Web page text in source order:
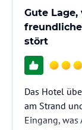
Gute
stört
Das Hotel
am Strand
Eingang, was